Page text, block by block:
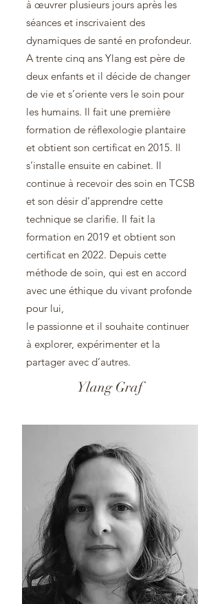
à œuvrer plusieurs jours après les
séances et inscrivaient des
dynamiques de santé en profondeur.
A trente cinq ans Ylang est père de
deux enfants et il décide de changer
de vie et s’oriente vers le soin pour
les humains. Il fait une première
formation de réflexologie plantaire
et obtient son certificat en 2015. Il
s’installe ensuite en cabinet. Il
continue à recevoir des soin en TCSB
et son désir d’apprendre cette
technique se clarifie. Il fait la
formation en 2019 et obtient son
certificat en 2022. Depuis cette
méthode de soin, qui est en accord
avec une éthique du vivant profonde
pour lui,
le passionne et il souhaite continuer
à explorer, expérimenter et la
partager avec d’autres.
Ylang Graf